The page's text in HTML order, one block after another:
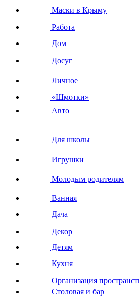
Маски в Крыму
Работа
Дом
Досуг
Личное
«Шмотки»
Авто
Для школы
Игрушки
Молодым родителям
Ванная
Дача
Декор
Детям
Кухня
Организация
Столовая и бар